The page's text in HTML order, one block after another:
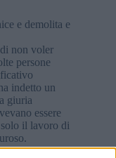
e demolita e
non voler
persone
indetto un
giuria
essere
il lavoro di